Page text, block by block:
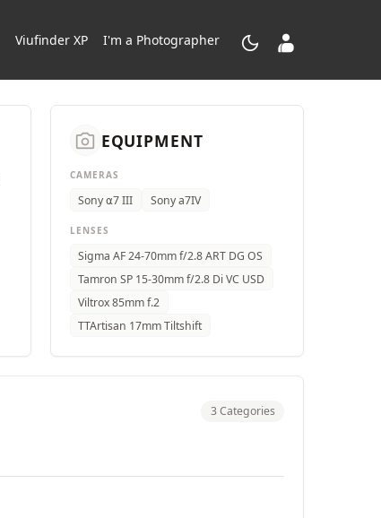
Viufinder XP I'm a Photographer dark_mode contacts_product
camera_alt EQUIPMENT
CAMERAS
Sony ⍺7 III Sony a7IV
LENSES
Sigma AF 24-70mm f/2.8 ART DG OS
Tamron SP 15-30mm f/2.8 Di VC USD
Viltrox 85mm f.2
TTArtisan 17mm Tiltshift
3 Categories